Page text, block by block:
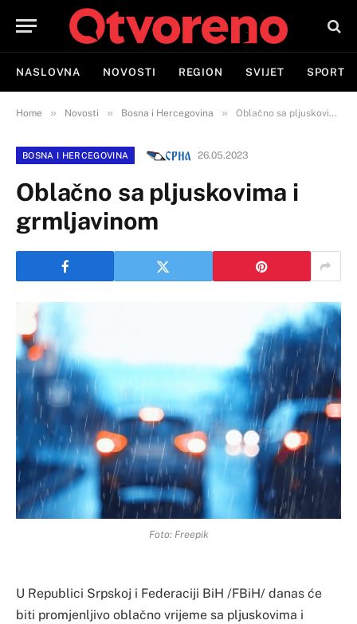
NASLOVNA NOVOSTI REGION SVIJET SPORT
Home » Novosti » Bosna i Hercegovina » Oblačno sa pljuskovima i grmljavinom
BOSNA I HERCEGOVINA 26.05.2023
Oblačno sa pljuskovima i
grmljavinom
Foto: Freepik
U Republici Srpskoj i Federaciji BiH /FBiH/ danas će
biti promjenljivo oblačno vrijeme sa pljuskovima i